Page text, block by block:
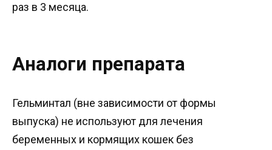
раз в 3 месяца.
Аналоги препарата
Гельминтал (вне зависимости от формы
выпуска) не используют для лечения
беременных и кормящих кошек без